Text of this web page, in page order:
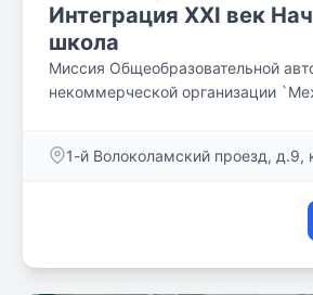
Интеграция XXI век
школа
Миссия Общеобразовательной
некоммерческой организации
воспитать любознательного,
человека, стремящегося к
мира, знающего и любящего свою
1-й Волоколамский проезд, д.9,